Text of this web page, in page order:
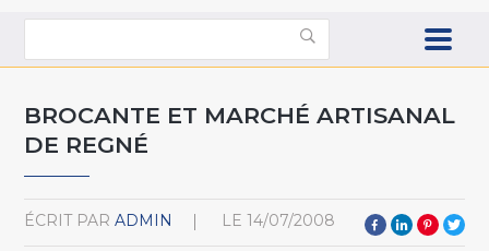
BROCANTE ET MARCHÉ ARTISANAL
DE REGNÉ
ÉCRIT PAR ADMIN LE 14/07/2008